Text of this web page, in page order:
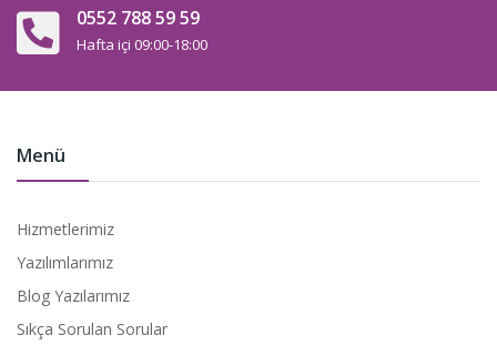
0552 788 59 59
Hafta içi 09:00-18:00
Menü
Hizmetlerimiz
Yazılımlarımız
Blog Yazılarımız
Sıkça Sorulan Sorular